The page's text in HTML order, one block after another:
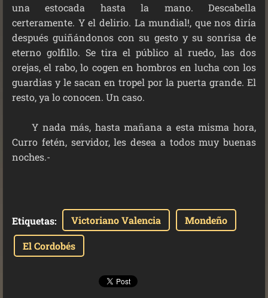
una estocada hasta la mano. Descabella
certeramente. Y el delirio. La mundial!, que nos diría
después guiñándonos con su gesto y su sonrisa de
eterno golfillo. Se tira el público al ruedo, las dos
orejas, el rabo, lo cogen en hombros en lucha con los
guardias y le sacan en tropel por la puerta grande. El
resto, ya lo conocen. Un caso.
Y nada más, hasta mañana a esta misma hora,
Curro fetén, servidor, les desea a todos muy buenas
noches.-
Etiquetas: Victoriano Valencia Mondeño
El Cordobés